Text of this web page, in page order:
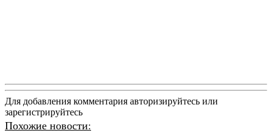
Для добавления комментария авторизируйтесь или
зарегистрируйтесь
Похожие новости: